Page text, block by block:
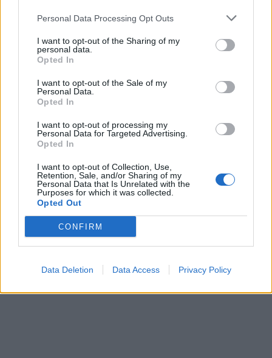
Personal Data Processing Opt Outs
I want to opt-out of the Sharing of my
personal data.
Opted In
I want to opt-out of the Sale of my
Personal Data.
Opted In
I want to opt-out of processing my
Personal Data for Targeted Advertising.
Opted In
I want to opt-out of Collection, Use,
Retention, Sale, and/or Sharing of my
Personal Data that Is Unrelated with the
Purposes for which it was collected.
Opted Out
CONFIRM
Data Deletion Data Access Privacy Policy
TAGS: ΜΥΤΙΛΗΝΗ
ΠΑΝΕΛΛΗΝΙΕΣ ΕΞΕΤΑΣΕΙΣ
ΠΑΝΕΛΛΑΔΙΚΕΣ ΕΞΕΤΑΣΕΙΣ
ΠΑΝΕΛΛΗΝΙΕΣ
ΠΑΝΕΛΛΑΔΙΚΕΣ
ΠΑΝΕΛΛΗΝΙΕΣ 2023
ΚΟΙΝΩΝΙΑ
ΜΗΤΕΡΑ